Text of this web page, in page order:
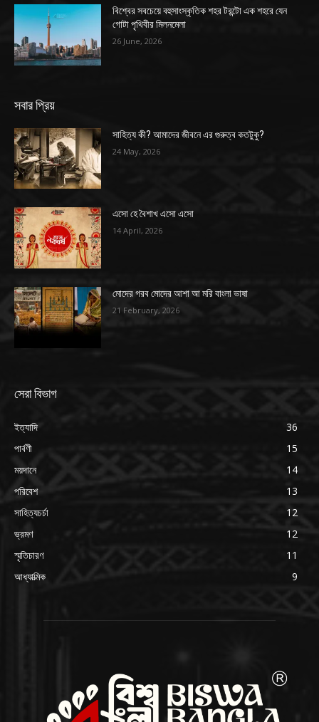
বিশ্বের সবচেয়ে বহুসাংস্কৃতিক শহর টরন্টো এক শহরে যেন
গোটা পৃথিবীর মিলনমেলা
26 June, 2026
সবার প্রিয়
সাহিত্য কী? আমাদের জীবনে এর গুরুত্ব কতটুকু?
24 May, 2026
এসো হে বৈশাখ এসো এসো
14 April, 2026
মোদের গরব মোদের আশা আ মরি বাংলা ভাষা
21 February, 2026
সেরা বিভাগ
ইত্যাদি
36
পার্বণী
15
ময়দানে
14
পরিবেশ
13
সাহিত্যচর্চা
12
ভ্রমণ
12
স্মৃতিচারণ
11
আধ্যাত্মিক
9